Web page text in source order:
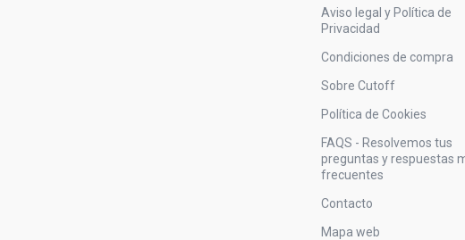
Aviso legal y Política de
Privacidad
Condiciones de compra
Sobre Cutoff
Política de Cookies
FAQS - Resolvemos tus
preguntas y respuestas
frecuentes
Contacto
Mapa web